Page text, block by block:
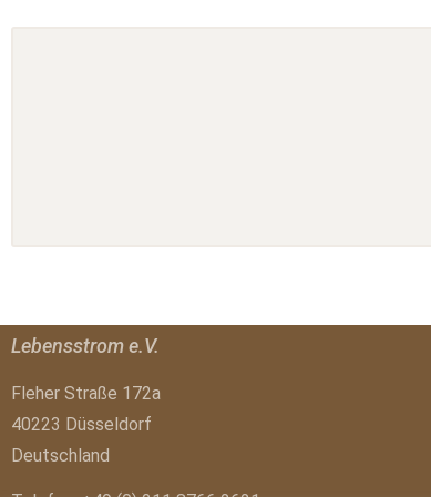
Lebensstrom e.V.
Fleher Straße 172a
40223 Düsseldorf
Deutschland